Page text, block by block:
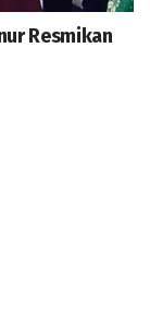
Resmikan